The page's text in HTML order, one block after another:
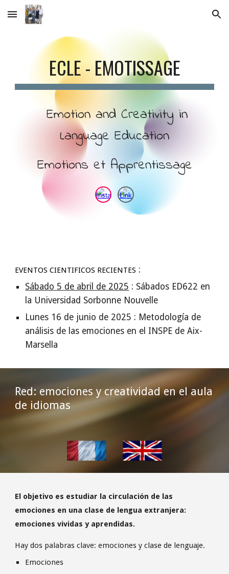
Skip to main content Skip to navigation
ECLE - EMOTISSAGE
Emotion and Creativity in
Language Education
Emotions et Apprentissage
EVENTOS CIENTIFICOS RECIENTES :
Sábado 5 de abril de 2025 : Sábados ED622 en
la Universidad Sorbonne Nouvelle
Lunes 16 de junio de 2025 : Metodología de
análisis de las emociones en el INSPE de Aix-
Marsella
Red: emociones y creatividad en el aula
de idiomas
El objetivo es estudiar la circulación de las
emociones en una clase de lengua extranjera:
emociones vividas y aprendidas.
Hay dos palabras clave: emociones y clase de lenguaje.
Emociones